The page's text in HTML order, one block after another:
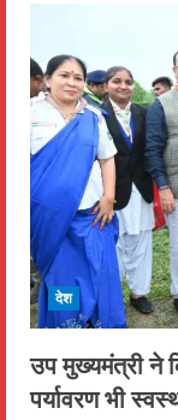
देश
उप मुख्यमंत्री ने
पर्यावरण भी